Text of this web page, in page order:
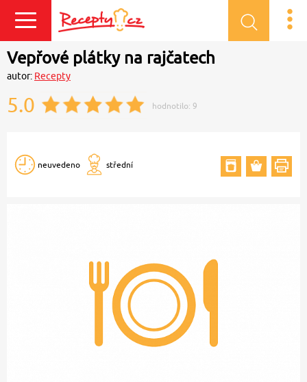
Přihlásit se
Vepřové plátky na rajčatech
autor: Recepty
5.0 hodnotilo: 9
neuvedeno střední